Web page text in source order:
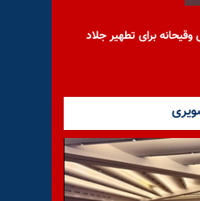
برای تطهیر جلاد
بازی در اقتصاد اوراق